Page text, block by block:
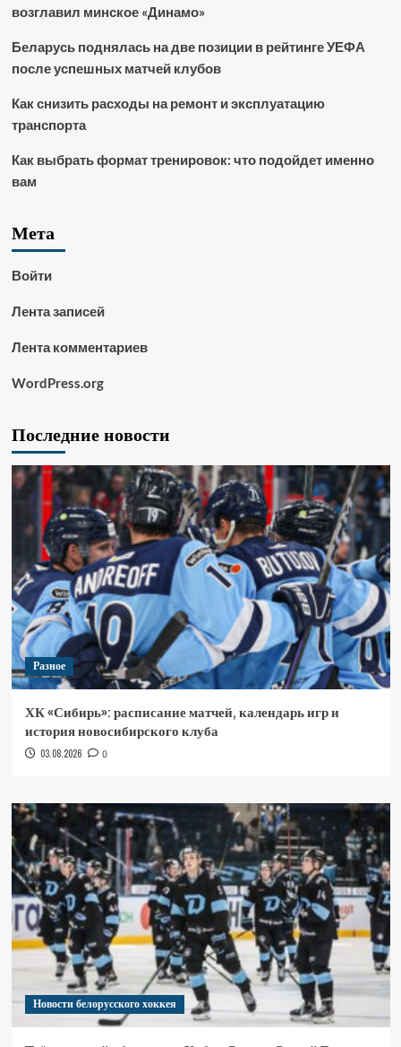
возглавил минское «Динамо»
Беларусь поднялась на две позиции в рейтинге УЕФА
после успешных матчей клубов
Как снизить расходы на ремонт и эксплуатацию
транспорта
Как выбрать формат тренировок: что подойдет именно
вам
Мета
Войти
Лента записей
Лента комментариев
WordPress.org
Последние новости
Разное
ХК «Сибирь»: расписание матчей, календарь игр и
история новосибирского клуба
03.08.2026 0
Новости белорусского хоккея